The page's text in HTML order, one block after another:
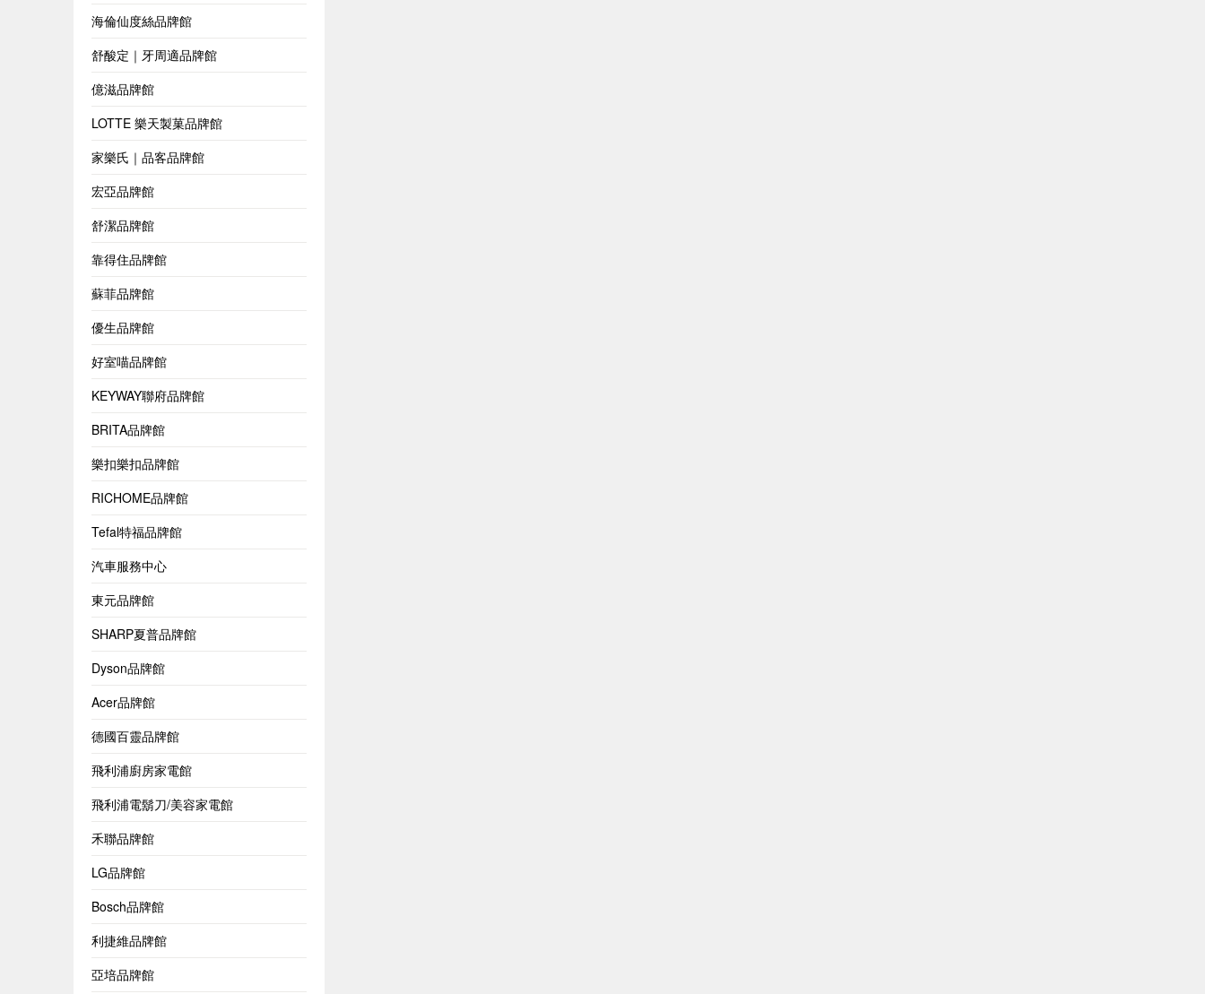
海倫仙度絲品牌館
舒酸定｜牙周適品牌館
億滋品牌館
LOTTE 樂天製菓品牌館
家樂氏｜品客品牌館
宏亞品牌館
舒潔品牌館
靠得住品牌館
蘇菲品牌館
優生品牌館
好室喵品牌館
KEYWAY聯府品牌館
BRITA品牌館
樂扣樂扣品牌館
RICHOME品牌館
Tefal特福品牌館
汽車服務中心
東元品牌館
SHARP夏普品牌館
Dyson品牌館
Acer品牌館
德國百靈品牌館
飛利浦廚房家電館
飛利浦電鬍刀/美容家電館
禾聯品牌館
LG品牌館
Bosch品牌館
利捷維品牌館
亞培品牌館